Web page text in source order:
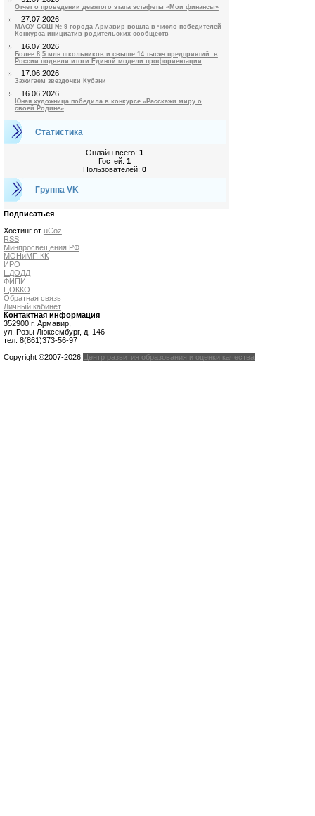
Отчет о проведении девятого этапа эстафеты «Мои финансы»
27.07.2026
МАОУ СОШ № 9 города Армавир вошла в число победителей
Конкурса инициатив родительских сообществ
16.07.2026
Более 8,5 млн школьников и свыше 14 тысяч предприятий: в
России подвели итоги Единой модели профориентации
17.06.2026
Зажигаем звездочки Кубани
16.06.2026
Юная художница победила в конкурсе «Расскажи миру о
своей Родине»
Статистика
Онлайн всего:1
Гостей:1
Пользователей:0
Группа VK
Подписаться
Хостинг от uCoz
RSS
Минпросвещения РФ
МОНиМП КК
ИРО
ЦДОДД
ФИПИ
ЦОККО
Обратная связь
Личный кабинет
Контактная информация
352900 г. Армавир,
ул. Розы Люксембург, д. 146
тел. 8(861)373-56-97
Copyright ©2007-2026 Центр развития образования и оценки качества